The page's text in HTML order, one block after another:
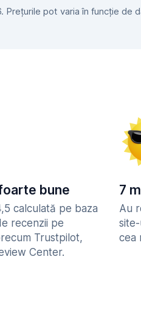
pot varia în funcție de
bune
calculată pe baza
recenzii pe
Trustpilot,
Center.
7
Au
cea